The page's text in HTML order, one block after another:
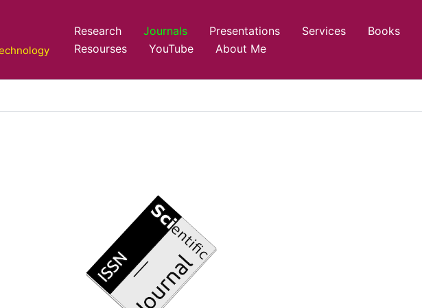
Research Journals Presentations Services Books
Resourses
YouTube About Me